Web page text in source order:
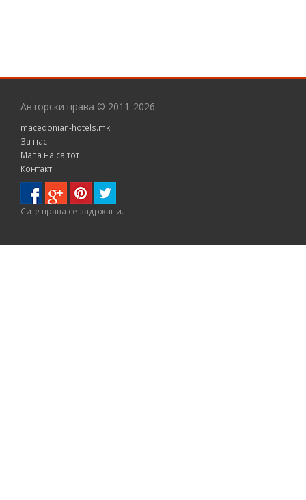
Авторски права © 2011-2026.
macedonian-hotels.mk
За нас
Мапа на сајтот
Контакт
Сите правa се задржани.